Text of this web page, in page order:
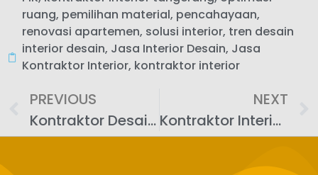
ruang, pemilihan material, pencahayaan,
renovasi apartemen, solusi interior, tren desain
interior desain, Jasa Interior Desain, Jasa
Kontraktor Interior, kontraktor interior
PREVIOUS
Kontraktor Desain Interior Kantor: Solusi Terbaik untuk Ruang Kerja yang Efisien dan Estetis
NEXT
Kontraktor Interior Desain: Mewujudkan Ruang Impian Anda